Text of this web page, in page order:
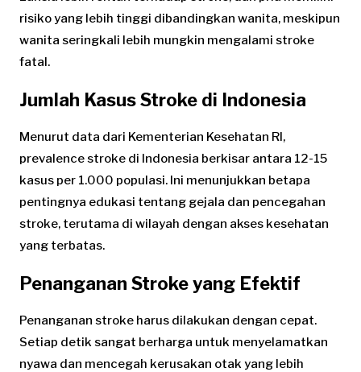
risiko yang lebih tinggi dibandingkan wanita, meskipun
wanita seringkali lebih mungkin mengalami stroke
fatal.
Jumlah Kasus Stroke di Indonesia
Menurut data dari Kementerian Kesehatan RI,
prevalence stroke di Indonesia berkisar antara 12-15
kasus per 1.000 populasi. Ini menunjukkan betapa
pentingnya edukasi tentang gejala dan pencegahan
stroke, terutama di wilayah dengan akses kesehatan
yang terbatas.
Penanganan Stroke yang Efektif
Penanganan stroke harus dilakukan dengan cepat.
Setiap detik sangat berharga untuk menyelamatkan
nyawa dan mencegah kerusakan otak yang lebih